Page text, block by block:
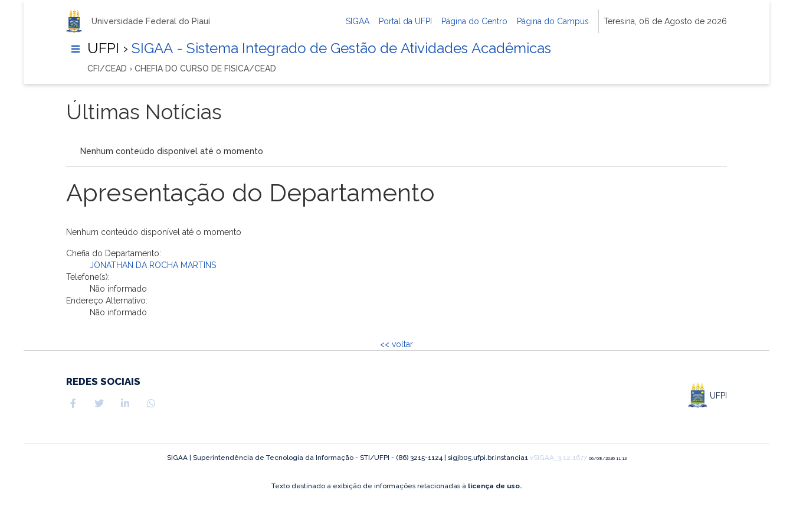
Universidade Federal do Piauí SIGAA Portal da UFPI Página do Centro Página do Campus Teresina, 06 de Agosto de 2026
UFPI › SIGAA - Sistema Integrado de Gestão de Atividades Acadêmicas
CFI/CEAD › CHEFIA DO CURSO DE FISICA/CEAD
Últimas Notícias
Nenhum conteúdo disponível até o momento
Apresentação do Departamento
Nenhum conteúdo disponível até o momento
Chefia do Departamento:
JONATHAN DA ROCHA MARTINS
Telefone(s):
Não informado
Endereço Alternativo:
Não informado
<< voltar
REDES SOCIAIS
UFPI
SIGAA | Superintendência de Tecnologia da Informação - STI/UFPI - (86) 3215-1124 | sigjb05.ufpi.br.instancia1 vSIGAA_3.12.1677 06/08/2026 11:12
Texto destinado a exibição de informações relacionadas à licença de uso.